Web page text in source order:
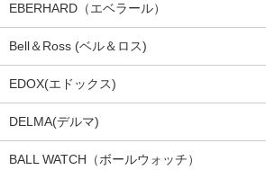
EBERHARD（エベラール）
Bell＆Ross (ベル＆ロス)
EDOX(エドックス)
DELMA(デルマ)
BALL WATCH（ボールウォッチ）